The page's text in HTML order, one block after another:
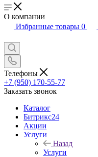
О компании
Избранные товары 0
Телефоны
+7 (950) 170-55-77
Заказать звонок
Каталог
Битрикс24
Акции
Услуги
Назад
Услуги